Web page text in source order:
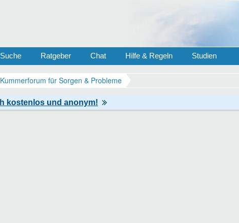
Suche Ratgeber Chat Hilfe & Regeln Studien
Kummerforum für Sorgen & Probleme